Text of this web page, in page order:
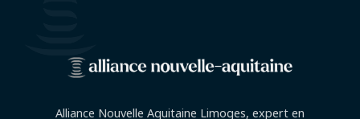
Alliance Nouvelle Aquitaine Limoges, expert en